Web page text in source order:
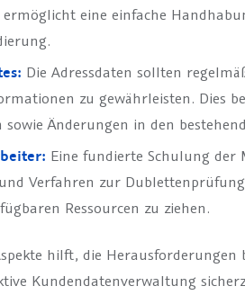
ermöglicht eine einfache
Die Adressdaten sollten
zu gewährleisten. Dies
Änderungen in den
Eine fundierte Schulung
Verfahren zur
Ressourcen zu ziehen.
hilft, die Herausforderungen
Kundendatenverwaltung